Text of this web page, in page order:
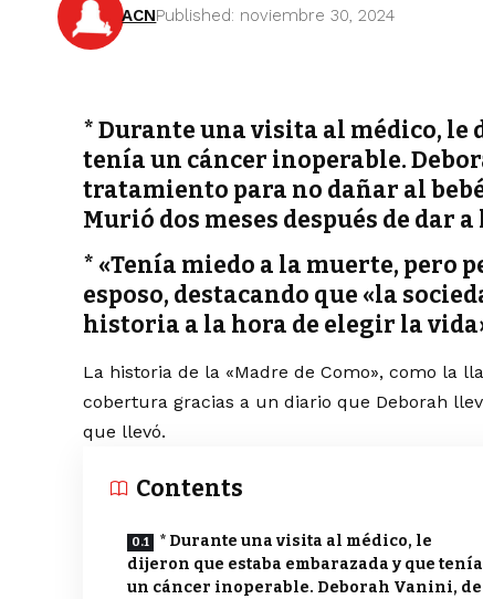
ACNPublished: noviembre 30, 2024
*Durante una visita al médico, le
tenía un cáncer inoperable.
tratamiento para no dañar al
Murió dos meses después de dar a
* «Tenía miedo a la muerte, pero
esposo, destacando que «la
historia a la hora de elegir la
La historia de la «Madre de Como», como la
cobertura gracias a un diario que Deborah
que llevó.
Contents
* Durante una visita al médico, le
dijeron que estaba embarazada y que tenía
un cáncer inoperable. Deborah Vanini, de